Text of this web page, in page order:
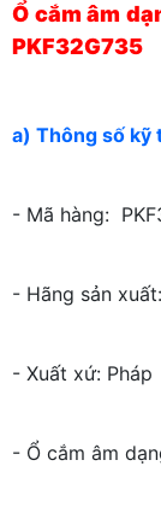
Ổ cắm âm
PKF32G735
a) Thông số kỹ
- Mã hàng:
- Hãng sản
- Xuất xứ: Pháp
- Ổ cắm âm